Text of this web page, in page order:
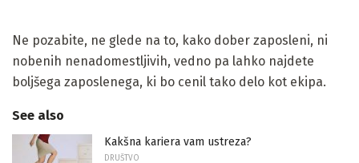
Ne pozabite, ne glede na to, kako dober zaposleni, ni
nobenih nenadomestljivih, vedno pa lahko najdete
boljšega zaposlenega, ki bo cenil tako delo kot ekipa.
See also
Kakšna kariera vam ustreza?
DRUŠTVO